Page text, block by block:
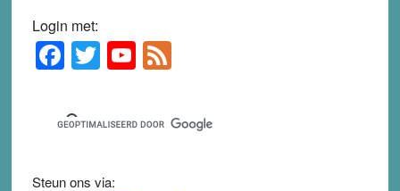
Login met:
Primary
Sidebar
F
a
c
e
b
T
wi
tt
er
Y
o
u
T
F
e
d
Steun ons via: